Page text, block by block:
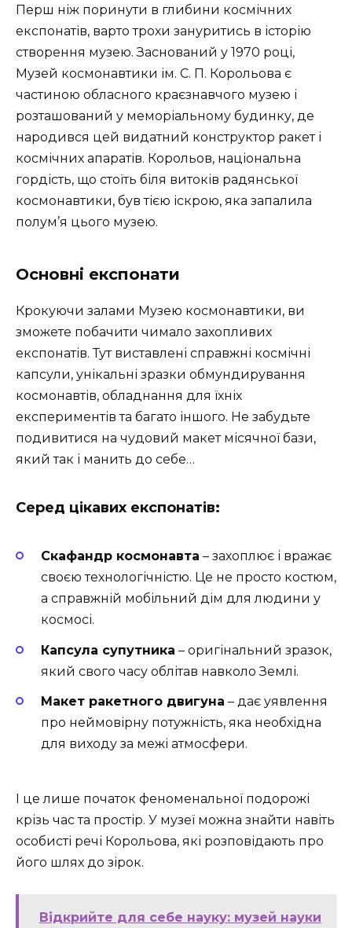
Перш ніж поринути в глибини космічних
експонатів, варто трохи зануритись в історію
створення музею. Заснований у 1970 році,
Музей космонавтики ім. С. П. Корольова є
частиною обласного краєзнавчого музею і
розташований у меморіальному будинку, де
народився цей видатний конструктор ракет і
космічних апаратів. Корольов, національна
гордість, що стоїть біля витоків радянської
космонавтики, був тією іскрою, яка запалила
полум’я цього музею.
Основні експонати
Крокуючи залами Музею космонавтики, ви
зможете побачити чимало захопливих
експонатів. Тут виставлені справжні космічні
капсули, унікальні зразки обмундирування
космонавтів, обладнання для їхніх
експериментів та багато іншого. Не забудьте
подивитися на чудовий макет місячної бази,
який так і манить до себе…
Серед цікавих експонатів:
Скафандр космонавта – захоплює і вражає
своєю технологічністю. Це не просто костюм,
а справжній мобільний дім для людини у
космосі.
Капсула супутника – оригінальний зразок,
який свого часу облітав навколо Землі.
Макет ракетного двигуна – дає уявлення
про неймовірну потужність, яка необхідна
для виходу за межі атмосфери.
І це лише початок феноменальної подорожі
крізь час та простір. У музеї можна знайти навіть
особисті речі Корольова, які розповідають про
його шлях до зірок.
Відкрийте для себе науку: музей науки